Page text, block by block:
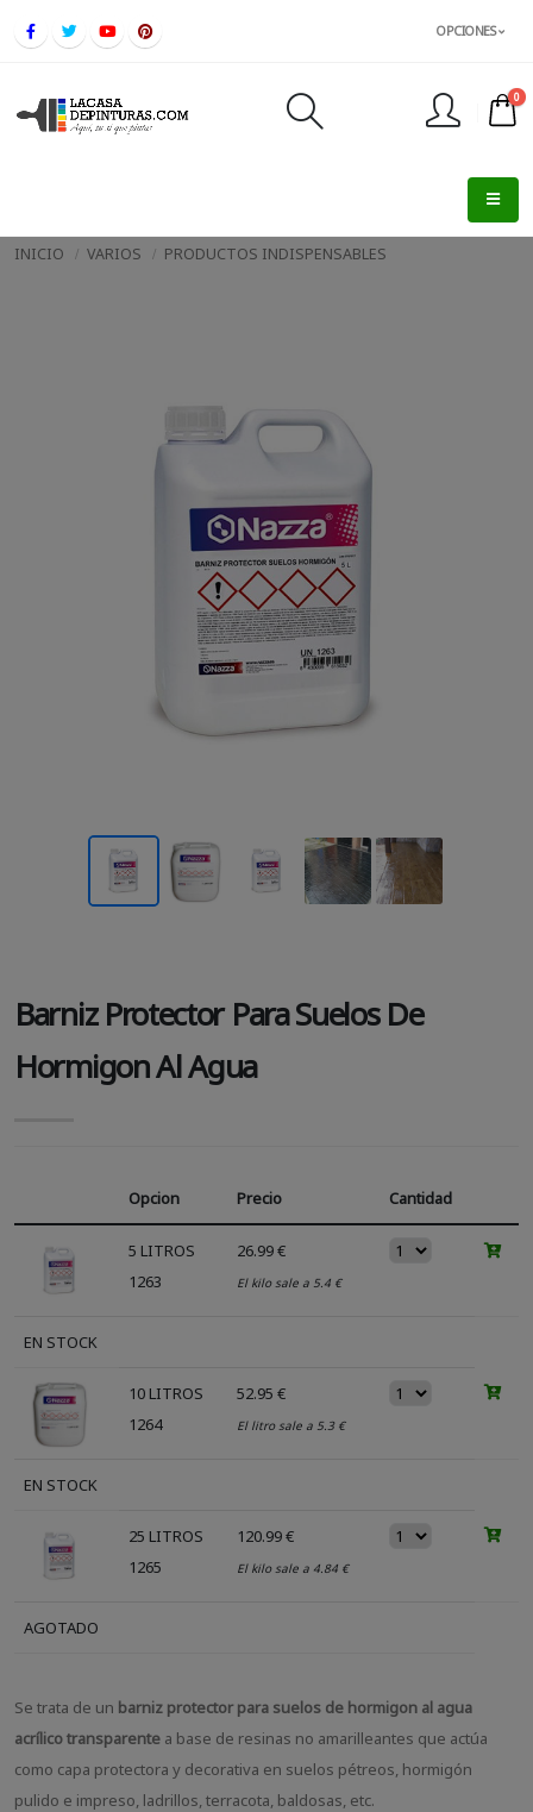
OPCIONES
0
INICIO VARIOS PRODUCTOS INDISPENSABLES
Barniz Protector Para Suelos De
Hormigon Al Agua
Opcion Precio Cantidad
5 LITROS
1263
26.99 €
El kilo sale a 5.4 €
EN STOCK
10 LITROS
1264
52.95 €
El litro sale a 5.3 €
EN STOCK
25 LITROS
1265
120.99 €
El kilo sale a 4.84 €
AGOTADO
Se trata de un barniz protector para suelos de hormigon al agua
acrílico transparente a base de resinas no amarilleantes que actúa
como capa protectora y decorativa en suelos pétreos, hormigón
pulido e impreso, ladrillos, terracota, baldosas, etc.